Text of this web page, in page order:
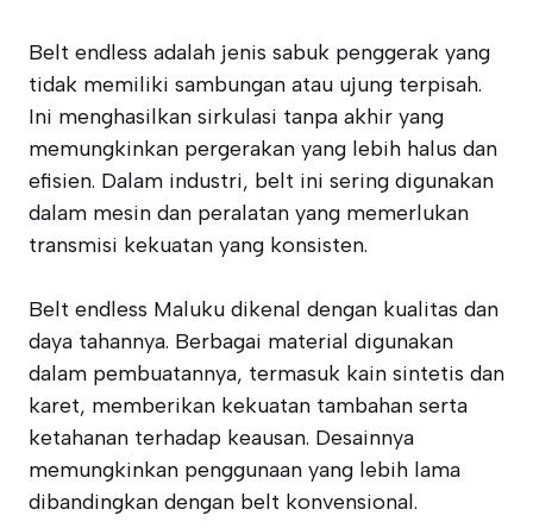
Belt endless adalah jenis sabuk penggerak yang
tidak memiliki sambungan atau ujung terpisah.
Ini menghasilkan sirkulasi tanpa akhir yang
memungkinkan pergerakan yang lebih halus dan
efisien. Dalam industri, belt ini sering digunakan
dalam mesin dan peralatan yang memerlukan
transmisi kekuatan yang konsisten.
Belt endless Maluku dikenal dengan kualitas dan
daya tahannya. Berbagai material digunakan
dalam pembuatannya, termasuk kain sintetis dan
karet, memberikan kekuatan tambahan serta
ketahanan terhadap keausan. Desainnya
memungkinkan penggunaan yang lebih lama
dibandingkan dengan belt konvensional.